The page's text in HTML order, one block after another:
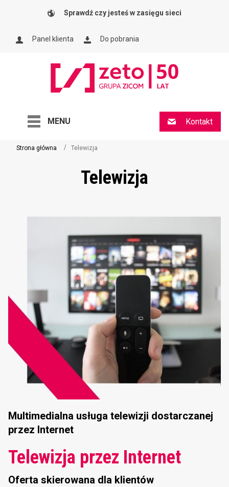
Sprawdź czy jesteś w zasięgu sieci
Panel klienta Do pobrania
Kontakt
MENU
Strona główna Telewizja
Telewizja
Multimedialna usługa telewizji dostarczanej
przez Internet
Telewizja przez Internet
Oferta skierowana dla klientów